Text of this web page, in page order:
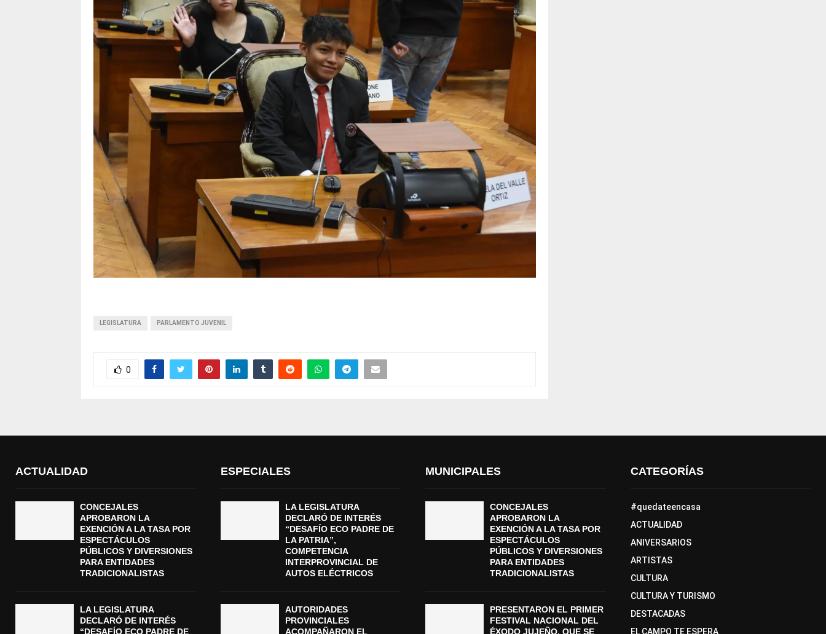
LEGISLATURA PARLAMENTO JUVENIL
0
ACTUALIDAD
CONCEJALES
APROBARON LA
EXENCIÓN A LA TASA POR
ESPECTÁCULOS
PÚBLICOS Y DIVERSIONES
PARA ENTIDADES
TRADICIONALISTAS
LA LEGISLATURA
DECLARÓ DE INTERÉS
“DESAFÍO ECO PADRE DE
ESPECIALES
LA LEGISLATURA
DECLARÓ DE INTERÉS
“DESAFÍO ECO PADRE DE
LA PATRIA”,
COMPETENCIA
INTERPROVINCIAL DE
AUTOS ELÉCTRICOS
AUTORIDADES
PROVINCIALES
ACOMPAÑARON EL
MUNICIPALES
CONCEJALES
APROBARON LA
EXENCIÓN A LA TASA POR
ESPECTÁCULOS
PÚBLICOS Y DIVERSIONES
PARA ENTIDADES
TRADICIONALISTAS
PRESENTARON EL PRIMER
FESTIVAL NACIONAL DEL
ÉXODO JUJEÑO, QUE SE
CATEGORÍAS
#quedateencasa
ACTUALIDAD
ANIVERSARIOS
ARTISTAS
CULTURA
CULTURA Y TURISMO
DESTACADAS
EL CAMPO TE ESPERA